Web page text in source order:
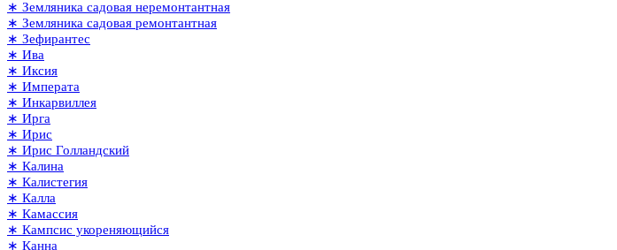
∗ Земляника садовая неремонтантная
∗ Земляника садовая ремонтантная
∗ Зефирантес
∗ Ива
∗ Иксия
∗ Императа
∗ Инкарвиллея
∗ Ирга
∗ Ирис
∗ Ирис Голландский
∗ Калина
∗ Калистегия
∗ Калла
∗ Камассия
∗ Кампсис укореняющийся
∗ Канна